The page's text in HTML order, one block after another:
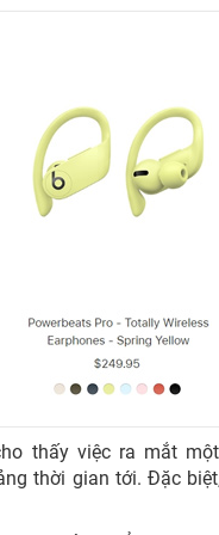
thấy việc ra mắt
thời gian tới. Đặc